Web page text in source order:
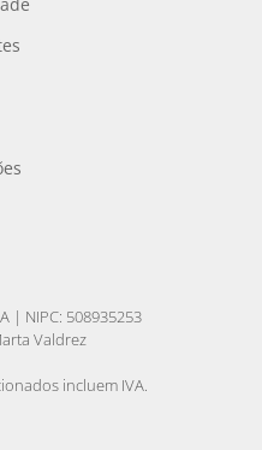
| NIPC: 508935253
Valdrez
incluem IVA.